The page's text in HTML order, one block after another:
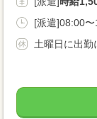
[派遣]08:00